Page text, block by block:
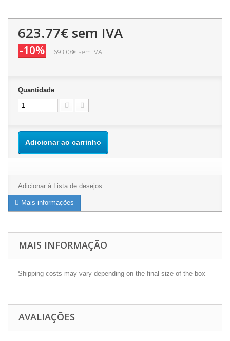
623.77€ sem IVA
-10% 693.08€sem IVA
Quantidade
Adicionar ao carrinho
Adicionar à Lista de desejos
Mais informações
MAIS INFORMAÇÃO
Shipping costs may vary depending on the final size of the box
AVALIAÇÕES